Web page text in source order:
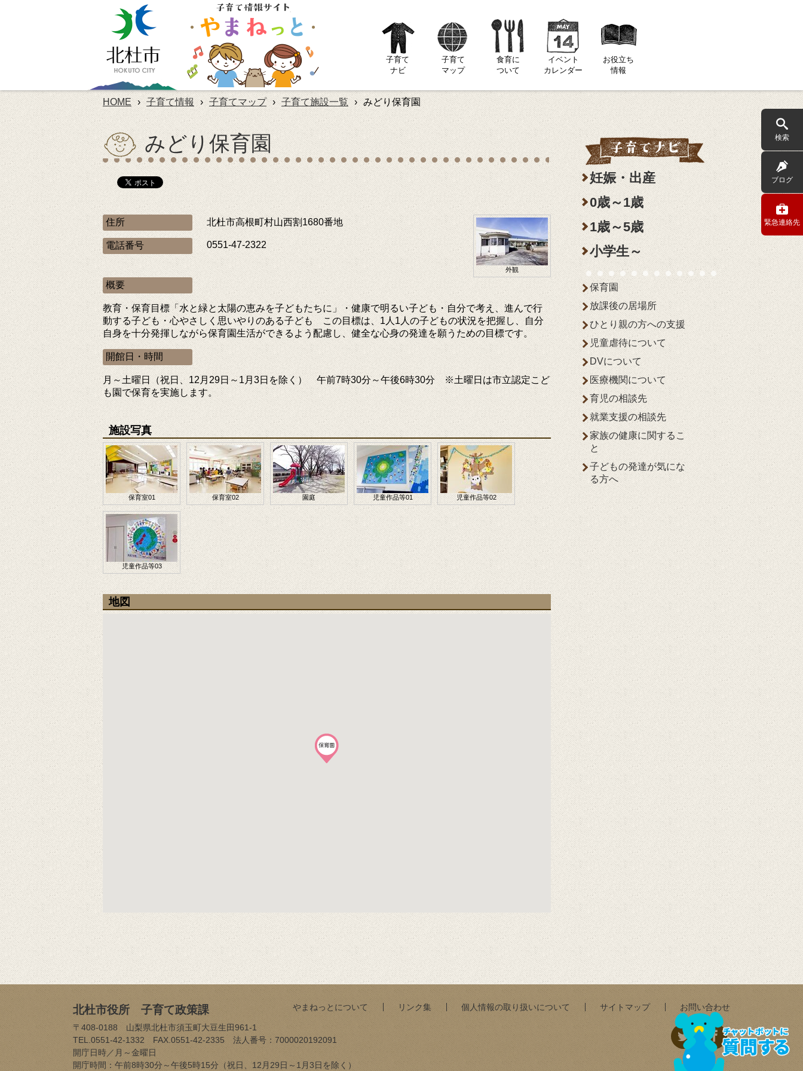
子育て
ナビ
子育て
マップ
食育に
ついて
イベント
カレンダー
お役立ち
情報
HOME › 子育て情報 › 子育てマップ › 子育て施設一覧 › みどり保育園
検索
ブログ
緊急連絡先
みどり保育園
外観
住所 北杜市高根町村山西割1680番地
電話番号 0551-47-2322
概要
教育・保育目標「水と緑と太陽の恵みを子どもたちに」・健康で明るい子ども・自分で考え、進んで行
動する子ども・心やさしく思いやりのある子ども この目標は、1人1人の子どもの状況を把握し、自分
自身を十分発揮しながら保育園生活ができるよう配慮し、健全な心身の発達を願うための目標です。
開館日・時間
月～土曜日（祝日、12月29日～1月3日を除く） 午前7時30分～午後6時30分 ※土曜日は市立認定こど
も園で保育を実施します。
施設写真
保育室01 保育室02 園庭 児童作品等01 児童作品等02
児童作品等03
地図
妊娠・出産
0歳～1歳
1歳～5歳
小学生～
保育園
放課後の居場所
ひとり親の方への支援
児童虐待について
DVについて
医療機関について
育児の相談先
就業支援の相談先
家族の健康に関するこ
と
子どもの発達が気にな
る方へ
やまねっとについて リンク集 個人情報の取り扱いについて サイトマップ お問い合わせ
北杜市役所 子育て政策課
〒408-0188 山梨県北杜市須玉町大豆生田961-1
TEL.0551-42-1332 FAX.0551-42-2335 法人番号： 7000020192091
開庁日時／月～金曜日
開庁時間：午前8時30分～午後5時15分（祝日、12月29日～1月3日を除く）